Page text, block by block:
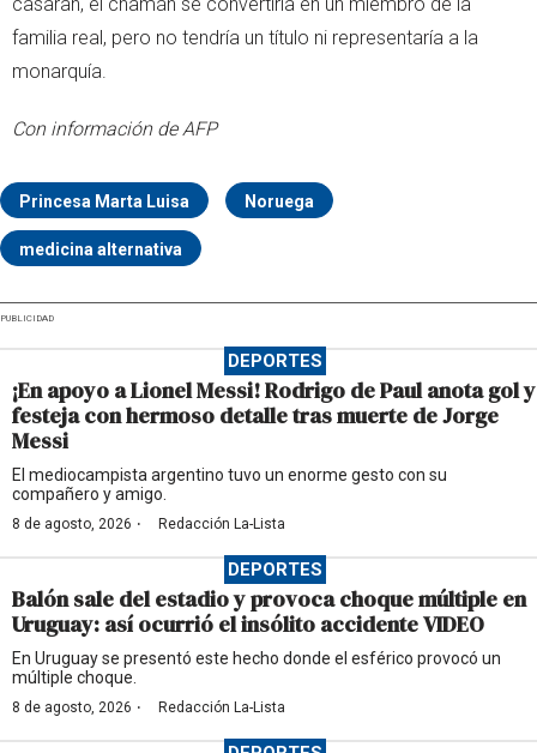
familia real, pero no tendría un título ni representaría a la
monarquía.
Con información de AFP
Princesa Marta Luisa Noruega
medicina alternativa
PUBLICIDAD
DEPORTES
¡En apoyo a Lionel Messi! Rodrigo de Paul anota gol y
festeja con hermoso detalle tras muerte de Jorge
Messi
El mediocampista argentino tuvo un enorme gesto con su
compañero y amigo.
8 de agosto, 2026 · Redacción La-Lista
DEPORTES
Balón sale del estadio y provoca choque múltiple en
Uruguay: así ocurrió el insólito accidente VIDEO
En Uruguay se presentó este hecho donde el esférico provocó un
múltiple choque.
8 de agosto, 2026 · Redacción La-Lista